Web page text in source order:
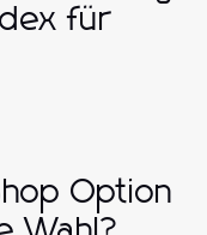
für
Option